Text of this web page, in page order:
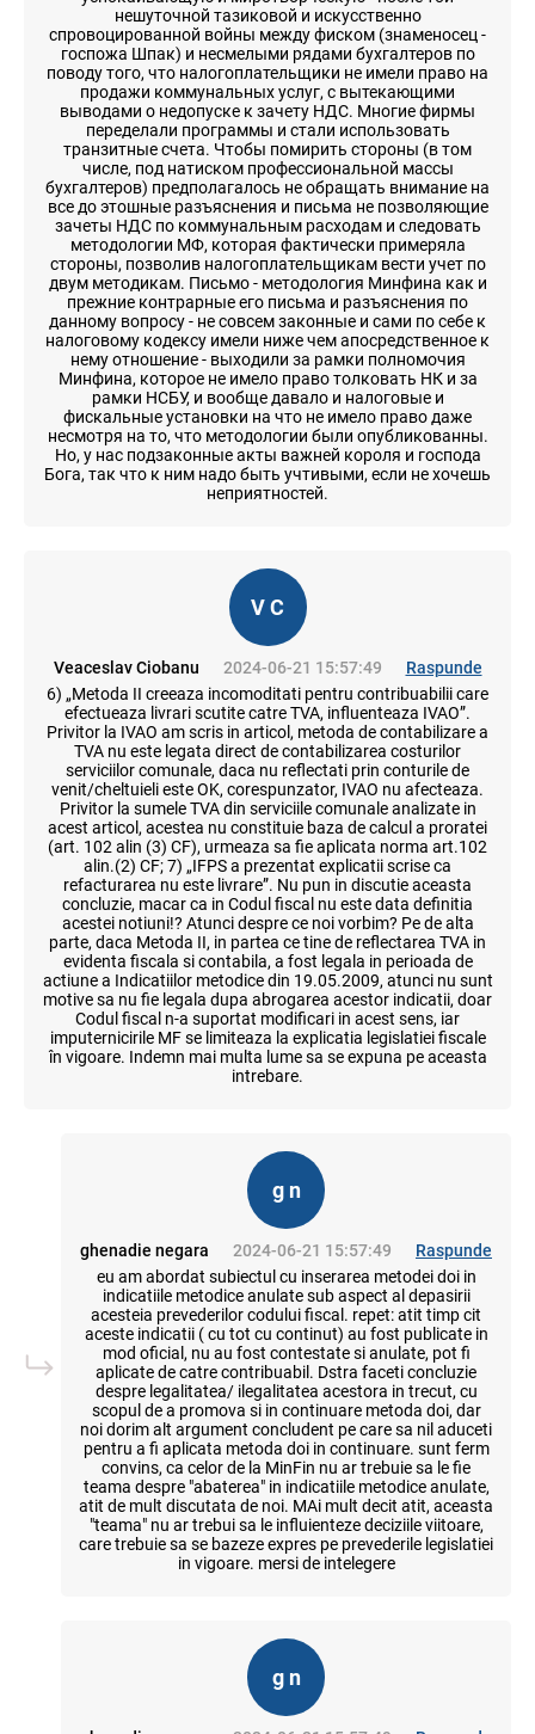
нешуточной тазиковой и искусственно
спровоцированной войны между фиском (знаменосец -
госпожа Шпак) и несмелыми рядами бухгалтеров по
поводу того, что налогоплательщики не имели право на
продажи коммунальных услуг, с вытекающими
выводами о недопуске к зачету НДС. Многие фирмы
переделали программы и стали использовать
транзитные счета. Чтобы помирить стороны (в том
числе, под натиском профессиональной массы
бухгалтеров) предполагалось не обращать внимание на
все до этошные разъяснения и письма не позволяющие
зачеты НДС по коммунальным расходам и следовать
методологии МФ, которая фактически примеряла
стороны, позволив налогоплательщикам вести учет по
двум методикам. Письмо - методология Минфина как и
прежние контрарные его письма и разъяснения по
данному вопросу - не совсем законные и сами по себе к
налоговому кодексу имели ниже чем апосредственное к
нему отношение - выходили за рамки полномочия
Минфина, которое не имело право толковать НК и за
рамки НСБУ, и вообще давало и налоговые и
фискальные установки на что не имело право даже
несмотря на то, что методологии были опубликованны.
Но, у нас подзаконные акты важней короля и господа
Бога, так что к ним надо быть учтивыми, если не хочешь
неприятностей.
V C
Veaceslav Ciobanu 2024-06-21 15:57:49
Raspunde
6) „Metoda II creeaza incomoditati pentru contribuabilii care
efectueaza livrari scutite catre TVA, influenteaza IVAO”.
Privitor la IVAO am scris in articol, metoda de contabilizare a
TVA nu este legata direct de contabilizarea costurilor
serviciilor comunale, daca nu reflectati prin conturile de
venit/cheltuieli este OK, corespunzator, IVAO nu afecteaza.
Privitor la sumele TVA din serviciile comunale analizate in
acest articol, acestea nu constituie baza de calcul a proratei
(art. 102 alin (3) CF), urmeaza sa fie aplicata norma art.102
alin.(2) CF; 7) „IFPS a prezentat explicatii scrise ca
refacturarea nu este livrare”. Nu pun in discutie aceasta
concluzie, macar ca in Codul fiscal nu este data definitia
acestei notiuni!? Atunci despre ce noi vorbim? Pe de alta
parte, daca Metoda II, in partea ce tine de reflectarea TVA in
evidenta fiscala si contabila, a fost legala in perioada de
actiune a Indicatiilor metodice din 19.05.2009, atunci nu sunt
motive sa nu fie legala dupa abrogarea acestor indicatii, doar
Codul fiscal n-a suportat modificari in acest sens, iar
imputernicirile MF se limiteaza la explicatia legislatiei fiscale
în vigoare. Indemn mai multa lume sa se expuna pe aceasta
intrebare.
g n
ghenadie negara 2024-06-21 15:57:49
Raspunde
eu am abordat subiectul cu inserarea metodei doi in
indicatiile metodice anulate sub aspect al depasirii
acesteia prevederilor codului fiscal. repet: atit timp cit
aceste indicatii ( cu tot cu continut) au fost publicate in
mod oficial, nu au fost contestate si anulate, pot fi
aplicate de catre contribuabil. Dstra faceti concluzie
despre legalitatea/ ilegalitatea acestora in trecut, cu
scopul de a promova si in continuare metoda doi, dar
noi dorim alt argument concludent pe care sa nil aduceti
pentru a fi aplicata metoda doi in continuare. sunt ferm
convins, ca celor de la MinFin nu ar trebuie sa le fie
teama despre "abaterea" in indicatiile metodice anulate,
atit de mult discutata de noi. MAi mult decit atit, aceasta
"teama" nu ar trebui sa le influienteze deciziile viitoare,
care trebuie sa se bazeze expres pe prevederile legislatiei
in vigoare. mersi de intelegere
g n